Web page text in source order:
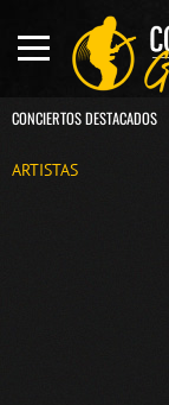
CONCIERTOS DESTACADOS
ARTISTAS